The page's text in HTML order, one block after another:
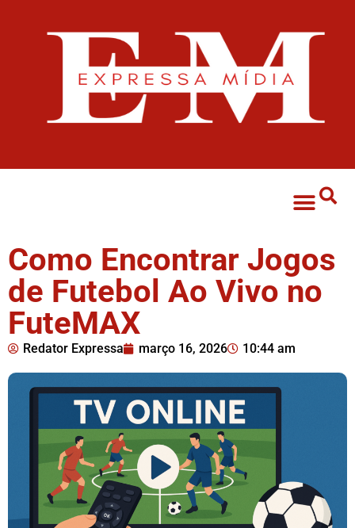
Como Encontrar Jogos
de Futebol Ao Vivo no
FuteMAX
Redator Expressa março 16, 2026 10:44 am